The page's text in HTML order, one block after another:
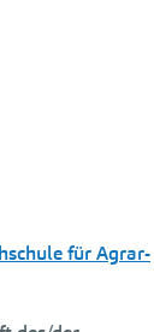
für Agrar-